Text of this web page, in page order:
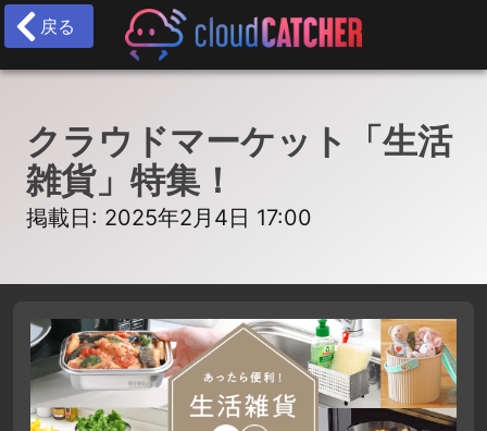
戻る
クラウドマーケット「生活
雑貨」特集！
掲載日: 2025年2月4日 17:00